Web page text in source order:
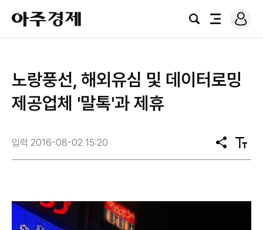
아
주
경
검
전
로
그
노랑풍선, 해외유심 및 데이터로밍
제공업체 '말톡'과 제휴
입력 2016-08-02 15:20
공
유
텍
스